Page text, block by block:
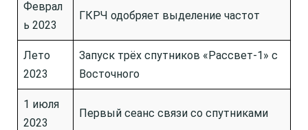
Феврал
ь 2023
ГКРЧ одобряет выделение частот
Лето
2023
Запуск трёх спутников «Рассвет-1» с
Восточного
1 июля
2023
Первый сеанс связи со спутниками